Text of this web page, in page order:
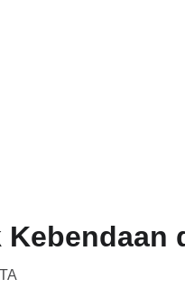
Kebendaan